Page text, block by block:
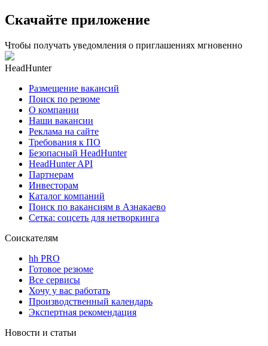
Скачайте приложение
Чтобы получать уведомления о приглашениях мгновенно
HeadHunter
Размещение вакансий
Поиск по резюме
О компании
Наши вакансии
Реклама на сайте
Требования к ПО
Безопасный HeadHunter
HeadHunter API
Партнерам
Инвесторам
Каталог компаний
Поиск по вакансиям в Азнакаево
Сетка: соцсеть для нетворкинга
Соискателям
hh PRO
Готовое резюме
Все сервисы
Хочу у вас работать
Производственный календарь
Экспертная рекомендация
Новости и статьи